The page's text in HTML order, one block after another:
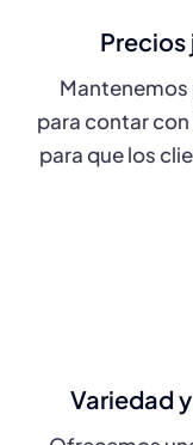
para contar
para que los
Variedad